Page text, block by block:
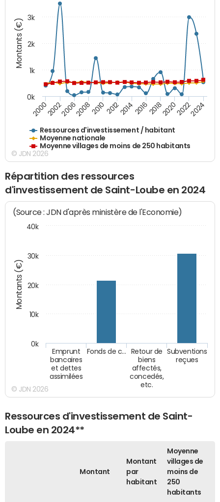
Montants (€)
Ressources d'investissement / habitant
Moyenne nationale
Moyenne villages de moins de 250 habitants
20002002200620082010 2012201420162018202020222024
0k
1k
2k
3k
© JDN 2026
Répartition des ressources
d'investissement de Saint-Loube en 2024
Montants (€)
(Source : JDN d'après ministère de l'Economie)
Emprunt
bancaires
et dettes
assimilées
Fonds de c…
Retour de
biens
affectés,
concedés,
etc.
Subventions
reçues
0k
10k
20k
30k
40k
© JDN 2026
Ressources d'investissement de Saint-
Loube en 2024**
Montant
Montant
par
habitant
Moyenne
villages de
moins de
250
habitants